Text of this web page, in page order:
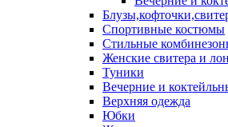
Спортивные костюмы
Стильные
Женские свитера и
Туники
Вечерние и
Верхняя одежда
Юбки